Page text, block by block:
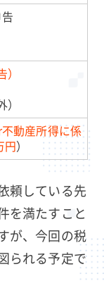
動産所得に係
円）
頼している先
を満たすこと
が、今回の税
られる予定で